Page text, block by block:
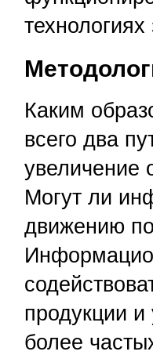
Каким
всего два
увеличение
Могут ли
движению
продукции и
более